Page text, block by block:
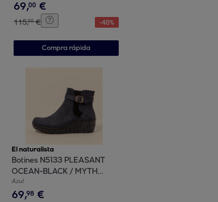
69,00 €
115,00 € -40%
Compra rápida
El naturalista
Botines N5133 PLEASANT
OCEAN-BLACK / MYTH
YGGDRASIL color Ocean-
black
Azul
69,98 €